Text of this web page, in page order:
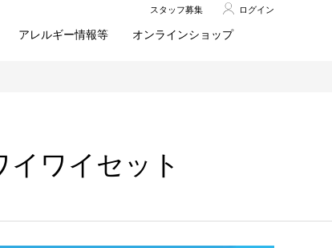
アレルギー情報等 オンラインショップ
スタッフ募集 ログイン
ワイセット